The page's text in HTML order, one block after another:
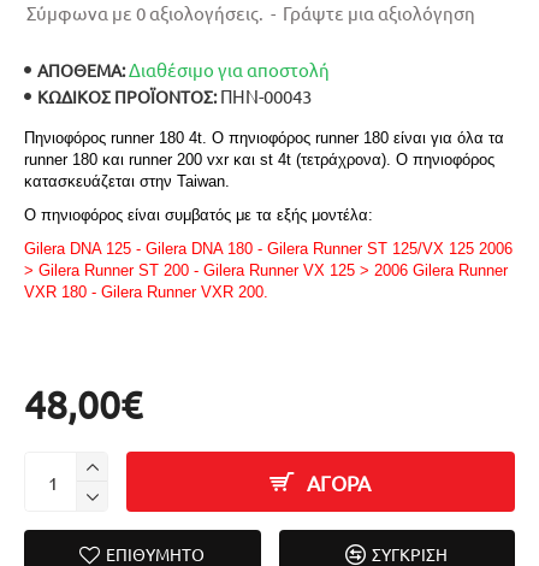
Πηνιοφόρος runner 180 4t. Ο πηνιοφόρος runner 180 είναι για όλα τα
runner 180 και runner 200 vxr και st 4t (τετράχρονα). Ο πηνιοφόρος
κατασκευάζεται στην Taiwan.
Ο πηνιοφόρος είναι συμβατός με τα εξής μοντέλα:
Gilera DNA 125 - Gilera DNA 180 - Gilera Runner ST 125/VX 125 2006
> Gilera Runner ST 200 - Gilera Runner VX 125 > 2006 Gilera Runner
VXR 180 - Gilera Runner VXR 200.
ΑΠΟΘΕΜΑ:Διαθέσιμο για αποστολή
ΚΩΔΙΚΌΣ ΠΡΟΪΌΝΤΟΣ: ΠΗΝ-00043
Σύμφωνα με 0 αξιολογήσεις. - Γράψτε μια αξιολόγηση
48,00€
ΑΓΟΡΑ
ΕΠΙΘΥΜΗΤΌ ΣΎΓΚΡΙΣΗ